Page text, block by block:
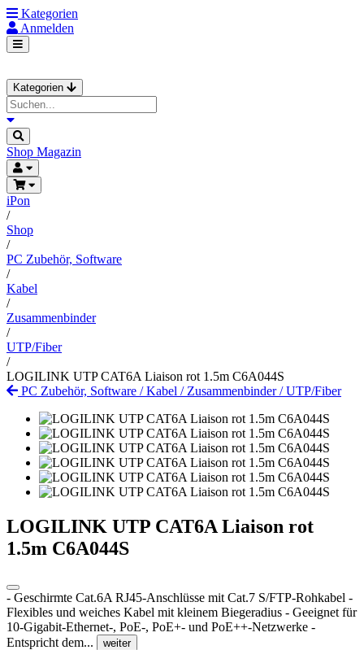
Kategorien
Anmelden
Kategorien
Shop Magazin
iPon
/
Shop
/
PC Zubehör, Software
/
Kabel
/
Zusammenbinder
/
UTP/Fiber
/
LOGILINK UTP CAT6A Liaison rot 1.5m C6A044S
PC Zubehör, Software /Kabel / Zusammenbinder/UTP/Fiber
LOGILINK UTP CAT6A Liaison rot
1.5m C6A044S
- Geschirmte Cat.6A RJ45-Anschlüsse mit Cat.7 S/FTP-Rohkabel -
Flexibles und weiches Kabel mit kleinem Biegeradius - Geeignet für
10-Gigabit-Ethernet-, PoE-, PoE+- und PoE++-Netzwerke -
Entspricht dem...
weiter